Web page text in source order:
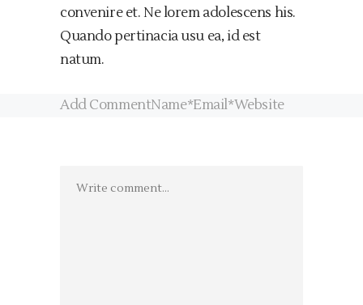
convenire et. Ne lorem adolescens his.
Quando pertinacia usu ea, id est
natum.
Add CommentName*Email*Website